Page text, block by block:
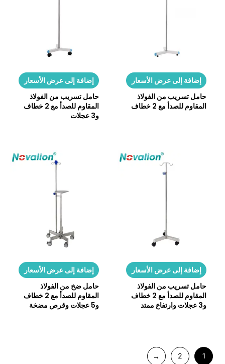
إضافة إلى عرض الأسعار
حامل تسريب من الفولاذ
المقاوم للصدأ مع 2 خطاف
إضافة إلى عرض الأسعار
حامل تسريب من الفولاذ
المقاوم للصدأ مع 2 خطاف
إضافة إلى عرض الأسعار
حامل تسريب من الفولاذ
المقاوم للصدأ مع 2 خطاف
إضافة إلى عرض الأسعار
حامل ضخ من الفولاذ
المقاوم للصدأ مع 2 خطاف
2
←